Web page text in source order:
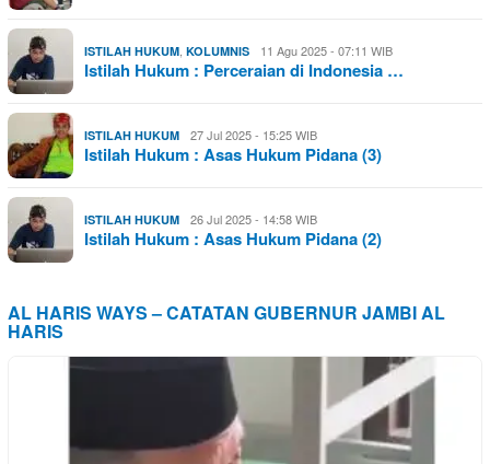
ISTILAH HUKUM KOLUMNIS 11 Agu 2025 - 07:11 WIB
Istilah Hukum : Perceraian di Indonesia …
ISTILAH HUKUM 27 Jul 2025 - 15:25 WIB
Istilah Hukum : Asas Hukum Pidana (3)
ISTILAH HUKUM 26 Jul 2025 - 14:58 WIB
Istilah Hukum : Asas Hukum Pidana (2)
AL HARIS WAYS – CATATAN GUBERNUR JAMBI AL
HARIS